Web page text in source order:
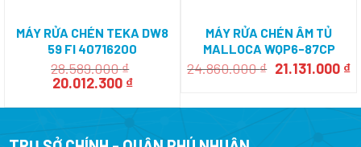
MÁY RỬA CHÉN TEKA DW8
59 FI 40716200
28.589.000₫
Giá
là:
20.012.300 ₫Giá
tại
20.012.300 ₫.
MÁY RỬA CHÉN ÂM TỦ
MALLOCA WQP6-87CP
24.860.000₫ Giá
24.860.000 ₫.
21.131.000 ₫